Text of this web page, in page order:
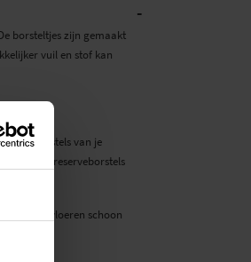
-
borsteltjes zijn gemaakt
vuil en stof kan
de borstels van je
Deze reserveborstels
de vloeren schoon